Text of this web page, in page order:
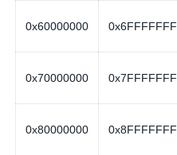
0x60000000 0x6FFFFFFF
0x70000000 0x7FFFFFFF
0x80000000 0x8FFFFFFF